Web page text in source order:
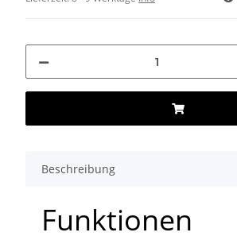
Beschreibung
Funktionen